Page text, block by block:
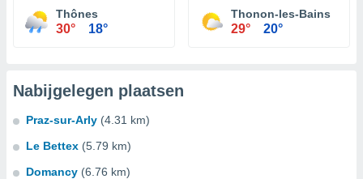
Thônes
30° 18°
Thonon-les-Bains
29° 20°
Nabijgelegen plaatsen
Praz-sur-Arly (4.31 km)
Le Bettex (5.79 km)
Domancy (6.76 km)